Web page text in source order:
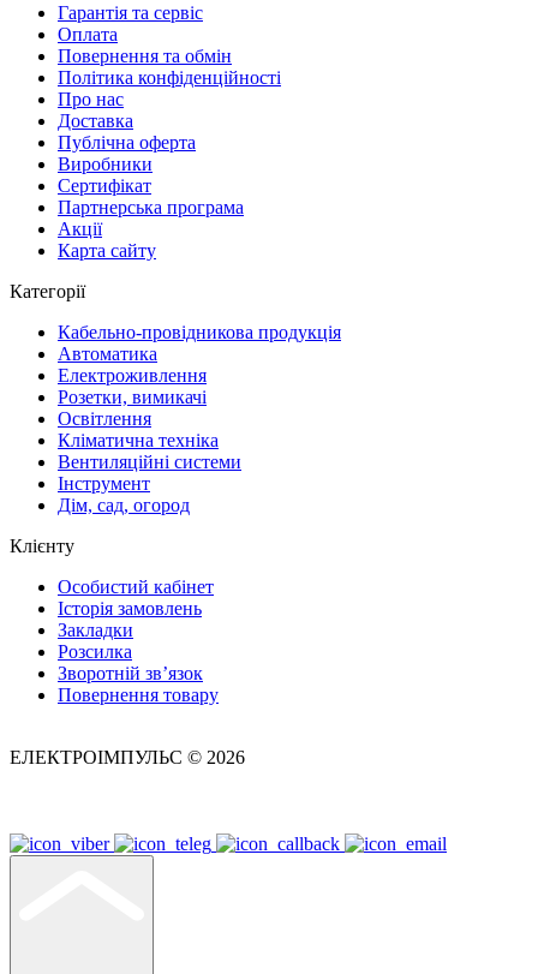
Гарантія та сервіс
Оплата
Повернення та обмін
Політика конфіденційності
Про нас
Доставка
Публічна оферта
Виробники
Сертифікат
Партнерська програма
Акції
Карта сайту
Категорії
Кабельно-провідникова продукція
Автоматика
Електроживлення
Розетки, вимикачі
Освітлення
Кліматична техніка
Вентиляційні системи
Інструмент
Дім, сад, огород
Клієнту
Особистий кабінет
Історія замовлень
Закладки
Розсилка
Зворотній зв’язок
Повернення товару
ЕЛЕКТРОІМПУЛЬС © 2026